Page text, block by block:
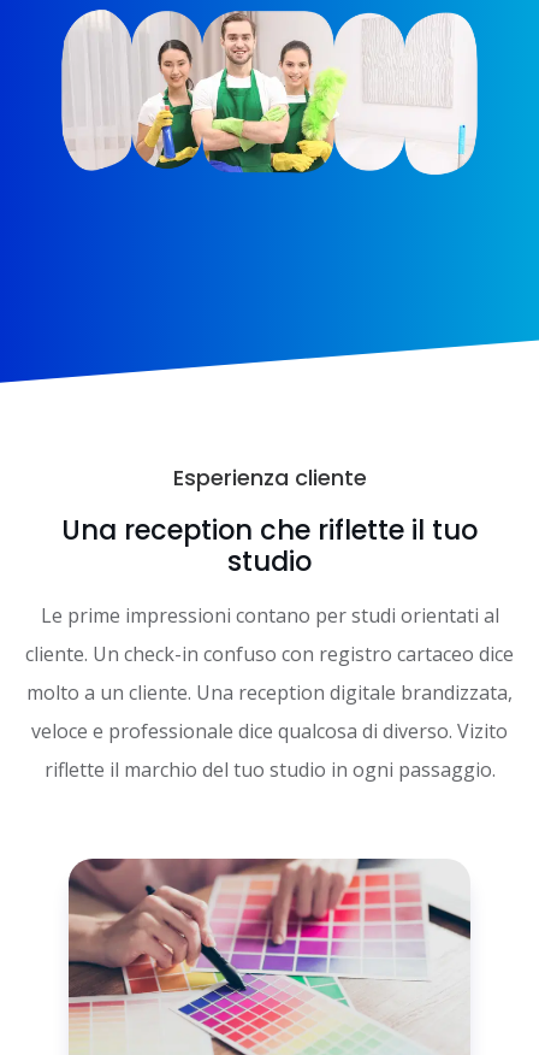
Esperienza cliente
Una reception che riflette il tuo
studio
Le prime impressioni contano per studi orientati al
cliente. Un check-in confuso con registro cartaceo dice
molto a un cliente. Una reception digitale brandizzata,
veloce e professionale dice qualcosa di diverso. Vizito
riflette il marchio del tuo studio in ogni passaggio.